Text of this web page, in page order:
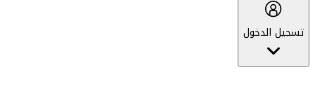
تسجيل الدخول